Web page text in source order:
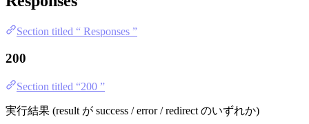
Section titled “ Responses ”
200
Section titled “200 ”
実行結果 (result が success / error / redirect のいずれか)